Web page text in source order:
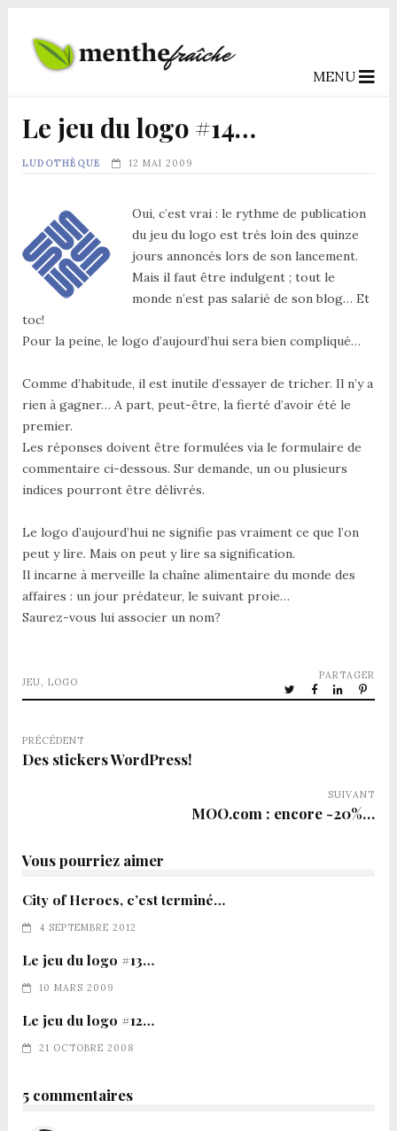
MENU
Le jeu du logo #14…
LUDOTHÈQUE 12 MAI 2009
Oui, c’est vrai : le rythme de publication
du jeu du logo est très loin des quinze
jours annoncés lors de son lancement.
Mais il faut être indulgent ; tout le
monde n’est pas salarié de son blog… Et
toc!
Pour la peine, le logo d’aujourd’hui sera bien compliqué…
Comme d’habitude, il est inutile d’essayer de tricher. Il n’y a
rien à gagner… A part, peut-être, la fierté d’avoir été le
premier.
Les réponses doivent être formulées via le formulaire de
commentaire ci-dessous. Sur demande, un ou plusieurs
indices pourront être délivrés.
Le logo d’aujourd’hui ne signifie pas vraiment ce que l’on
peut y lire. Mais on peut y lire sa signification.
Il incarne à merveille la chaîne alimentaire du monde des
affaires : un jour prédateur, le suivant proie…
Saurez-vous lui associer un nom?
JEU, LOGO
PARTAGER
PRÉCÉDENT
Des stickers WordPress!
SUIVANT
MOO.com : encore -20%…
Vous pourriez aimer
City of Heroes, c’est terminé…
4 SEPTEMBRE 2012
Le jeu du logo #13…
10 MARS 2009
Le jeu du logo #12…
21 OCTOBRE 2008
5 commentaires